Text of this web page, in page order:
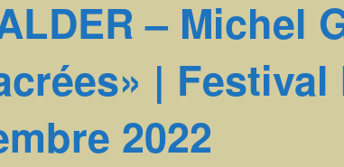
– Michel
|
2022